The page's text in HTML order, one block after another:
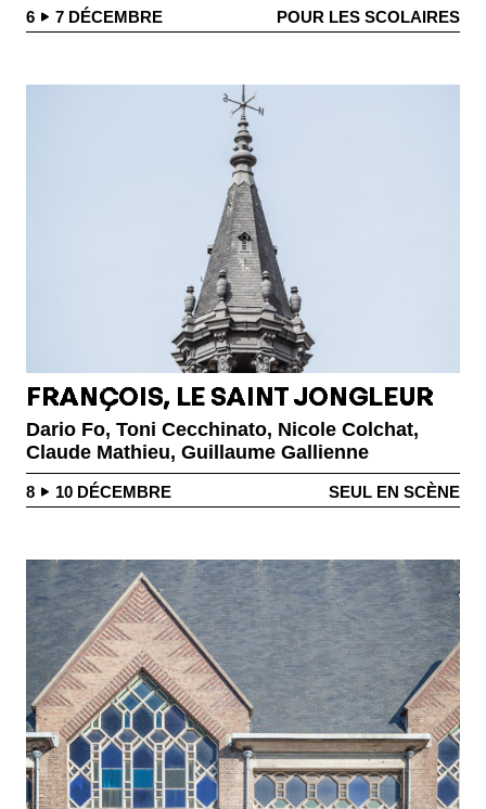
6 7 DÉCEMBRE POUR LES SCOLAIRES
FRANÇOIS, LE SAINT JONGLEUR
Dario Fo, Toni Cecchinato, Nicole Colchat,
Claude Mathieu, Guillaume Gallienne
8 10 DÉCEMBRE SEUL EN SCÈNE